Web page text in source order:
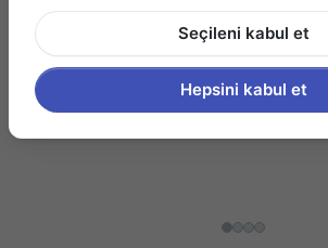
Seçileni kabul et
Hepsini kabul et